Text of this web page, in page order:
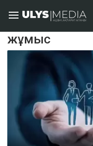
жұмыс